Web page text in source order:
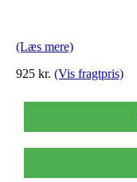
(Læs mere)
925 kr. (Vis fragtpris)